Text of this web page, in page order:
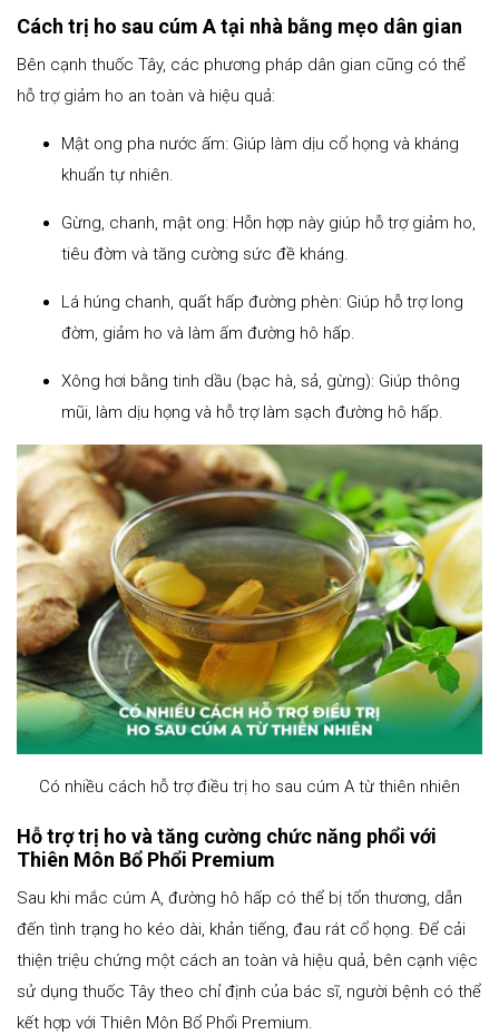
Cách trị ho sau cúm A tại nhà bằng mẹo dân gian
Bên cạnh thuốc Tây, các phương pháp dân gian cũng có thể
hỗ trợ giảm ho an toàn và hiệu quả:
Mật ong pha nước ấm: Giúp làm dịu cổ họng và kháng
khuẩn tự nhiên.
Gừng, chanh, mật ong: Hỗn hợp này giúp hỗ trợ giảm ho,
tiêu đờm và tăng cường sức đề kháng.
Lá húng chanh, quất hấp đường phèn: Giúp hỗ trợ long
đờm, giảm ho và làm ấm đường hô hấp.
Xông hơi bằng tinh dầu (bạc hà, sả, gừng): Giúp thông
mũi, làm dịu họng và hỗ trợ làm sạch đường hô hấp.
Có nhiều cách hỗ trợ điều trị ho sau cúm A từ thiên nhiên
Hỗ trợ trị ho và tăng cường chức năng phổi với
Thiên Môn Bổ Phổi Premium
Sau khi mắc cúm A, đường hô hấp có thể bị tổn thương, dẫn
đến tình trạng ho kéo dài, khản tiếng, đau rát cổ họng. Để cải
thiện triệu chứng một cách an toàn và hiệu quả, bên cạnh việc
sử dụng thuốc Tây theo chỉ định của bác sĩ, người bệnh có thể
kết hợp với Thiên Môn Bổ Phổi Premium.